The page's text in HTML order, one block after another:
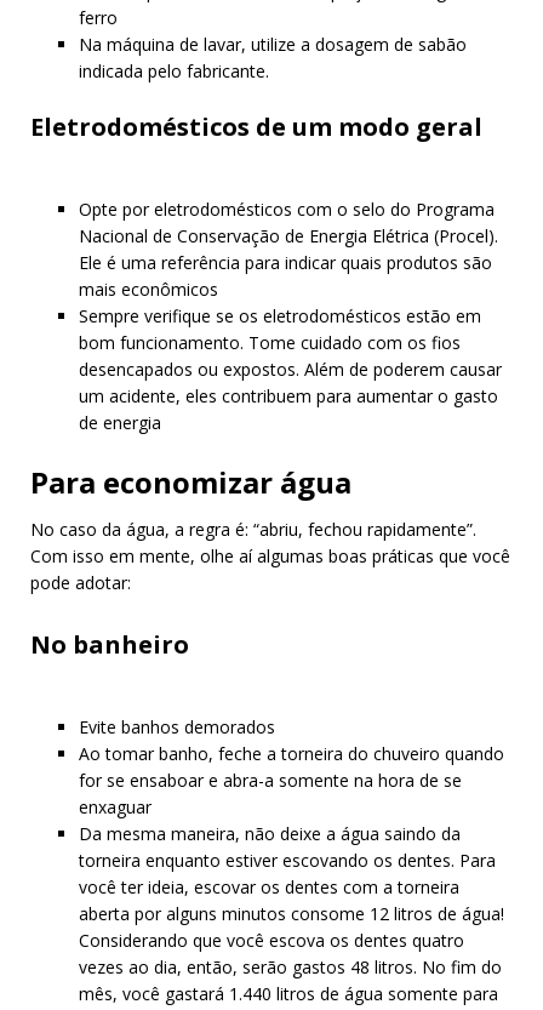
ferro
Na máquina de lavar, utilize a dosagem de sabão
indicada pelo fabricante.
Eletrodomésticos de um modo geral
Opte por eletrodomésticos com o selo do Programa
Nacional de Conservação de Energia Elétrica (Procel).
Ele é uma referência para indicar quais produtos são
mais econômicos
Sempre verifique se os eletrodomésticos estão em
bom funcionamento. Tome cuidado com os fios
desencapados ou expostos. Além de poderem causar
um acidente, eles contribuem para aumentar o gasto
de energia
Para economizar água
No caso da água, a regra é: “abriu, fechou rapidamente”.
Com isso em mente, olhe aí algumas boas práticas que você
pode adotar:
No banheiro
Evite banhos demorados
Ao tomar banho, feche a torneira do chuveiro quando
for se ensaboar e abra-a somente na hora de se
enxaguar
Da mesma maneira, não deixe a água saindo da
torneira enquanto estiver escovando os dentes. Para
você ter ideia, escovar os dentes com a torneira
aberta por alguns minutos consome 12 litros de água!
Considerando que você escova os dentes quatro
vezes ao dia, então, serão gastos 48 litros. No fim do
mês, você gastará 1.440 litros de água somente para